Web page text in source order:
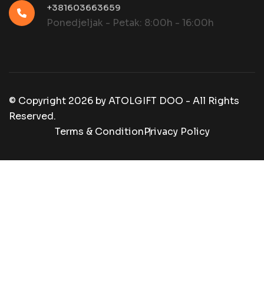
+381603663659
Ponedjeljak - Petak: 8:00h - 16:00h
© Copyright 2026 byATOLGIFT DOO - All Rights
Reserved.
Terms & ConditionPrivacy Policy